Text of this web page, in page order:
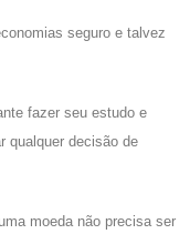
seguro e talvez
fazer seu estudo e
qualquer decisão de
moeda não precisa ser